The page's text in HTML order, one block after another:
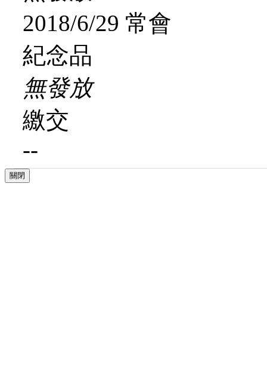
2018/6/29 常會
紀念品
無發放
繳交
--
關閉